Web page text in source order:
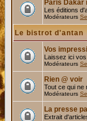
Paris Dakar
Les éditions
Modérateurs
Le bistrot d'antan
Vos
Laissez ici
Modérateurs
Rien @ voir
Tout ce qui ne
Modérateurs
La presse
Extrait